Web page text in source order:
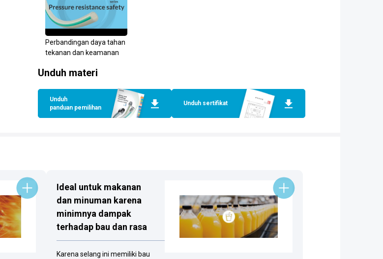
Perbandingan daya tahan
tekanan dan keamanan
Unduh materi
Unduh
panduan pemilihan
Unduh sertifikat
Ideal untuk makanan
dan minuman karena
minimnya dampak
terhadap bau dan rasa
Karena selang ini memiliki bau